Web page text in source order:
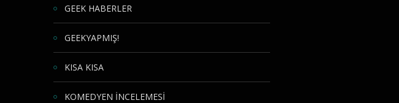
GEEK HABERLER
GEEKYAPMIŞ!
KISA KISA
KOMEDYEN İNCELEMESİ